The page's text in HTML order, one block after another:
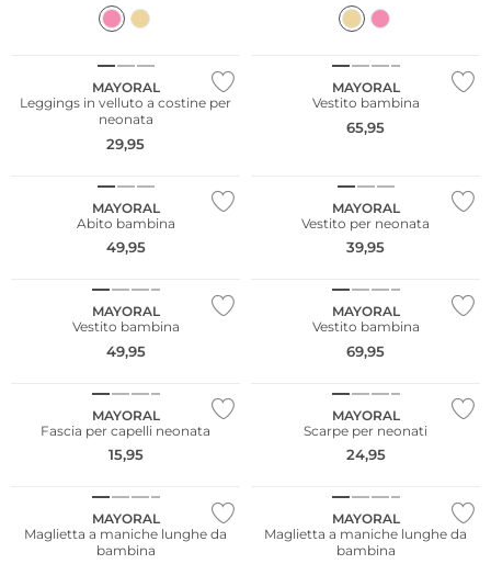
MAYORAL
Leggings in velluto a costine per
neonata
29,95
MAYORAL
Vestito bambina
65,95
MAYORAL
Abito bambina
49,95
MAYORAL
Vestito per neonata
39,95
MAYORAL
Vestito bambina
49,95
MAYORAL
Vestito bambina
69,95
MAYORAL
Fascia per capelli neonata
15,95
MAYORAL
Scarpe per neonati
24,95
MAYORAL
Maglietta a maniche lunghe da
bambina
MAYORAL
Maglietta a maniche lunghe da
bambina